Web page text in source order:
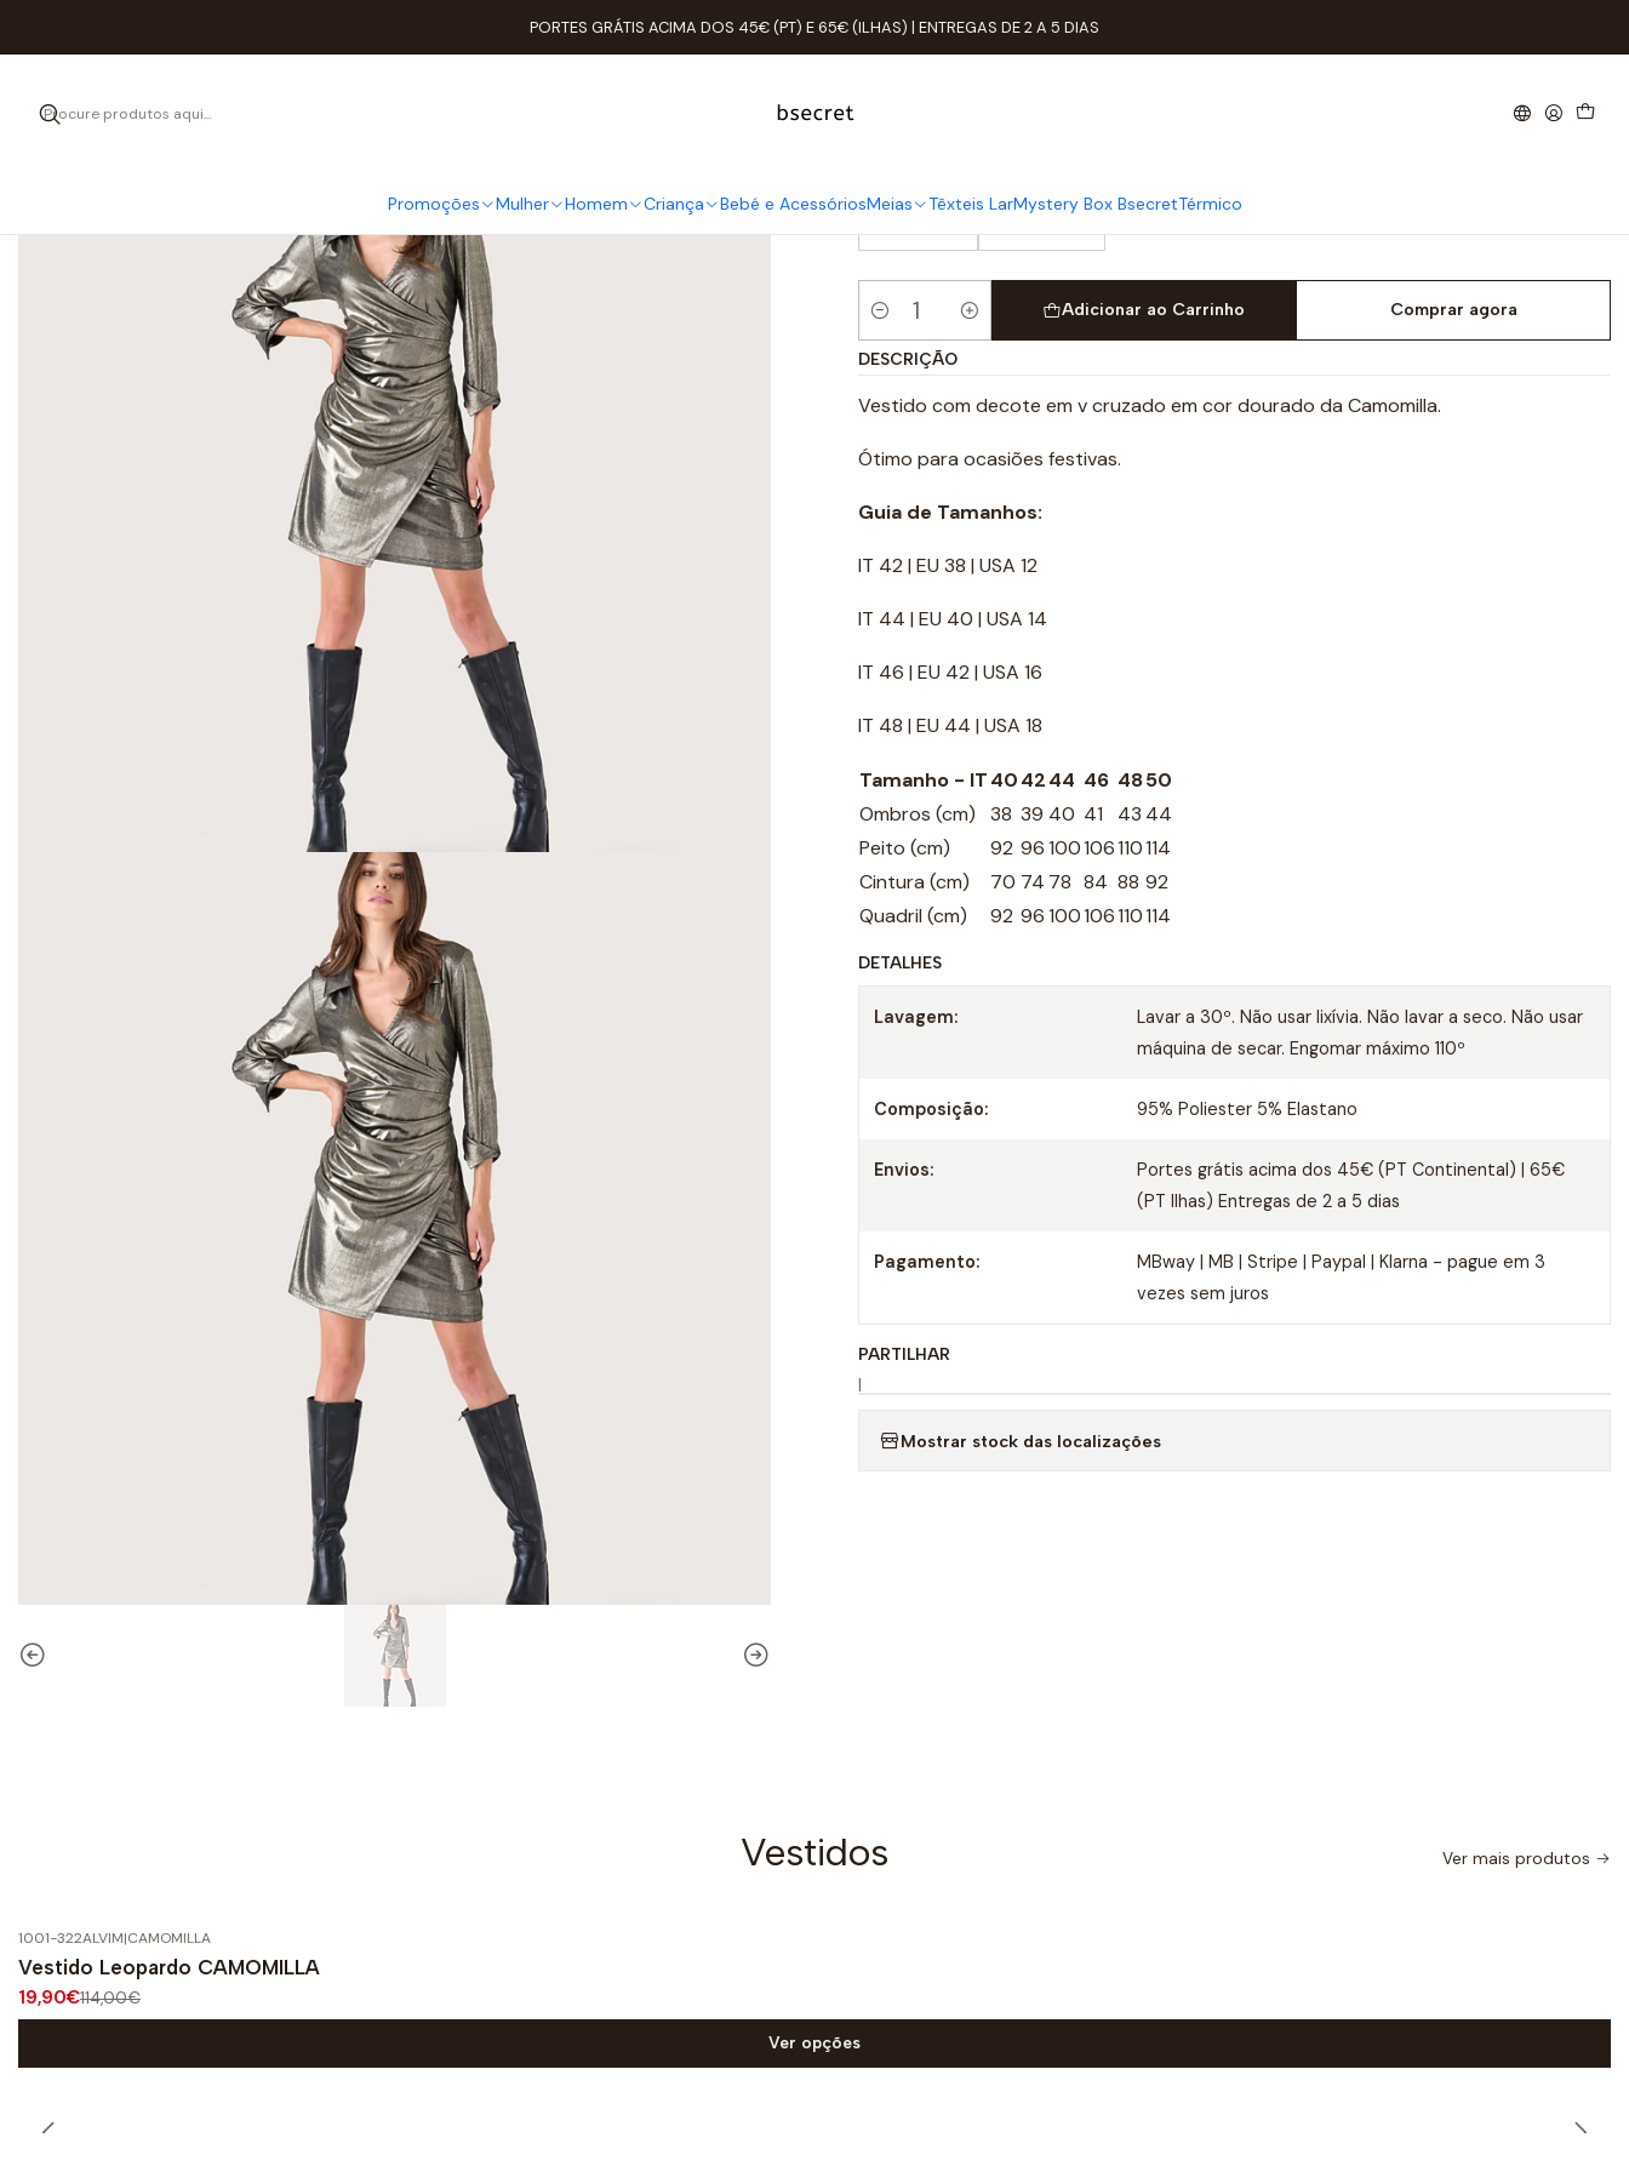
Promoções Mulher Homem Criança Bebé e AcessóriosMeias Têxteis LarMystery Box BsecretTérmico
PORTES GRÁTIS ACIMA DOS 45€ (PT) E 65€ (ILHAS) | ENTREGAS DE 2 A 5 DIAS
Início Mulher ROUPAS Vestidos Vestido Gold CAMOMILLA
TAMANHO
Quantidade
Adicionar ao Carrinho Comprar agora
DESCRIÇÃO
Vestido com decote em v cruzado em cor dourado da Camomilla.
Ótimo para ocasiões festivas.
Guia de Tamanhos:
IT 42 | EU 38 | USA 12
IT 44 | EU 40 | USA 14
IT 46 | EU 42 | USA 16
IT 48 | EU 44 | USA 18
Tamanho - IT404244 46 4850
Ombros (cm)
38 39 40 41 43 44
Peito (cm)
92 96100106110114
Cintura (cm)
70 74 78 84 88 92
Quadril (cm)
92 96100106110114
DETALHES
Lavagem:
Lavar a 30º. Não usar lixívia. Não lavar a seco. Não usar
máquina de secar. Engomar máximo 110º
Composição: 95% Poliester 5% Elastano
Envios:
Portes grátis acima dos 45€ (PT Continental) | 65€
(PT Ilhas) Entregas de 2 a 5 dias
Pagamento:
MBway | MB | Stripe | Paypal | Klarna - pague em 3
vezes sem juros
PARTILHAR
|
Mostrar stock das localizações
Vestidos Ver mais produtos
DESCONTO
1001-322ALVIM|CAMOMILLA
Vestido Leopardo CAMOMILLA
19,90€114,00€
Ver opções